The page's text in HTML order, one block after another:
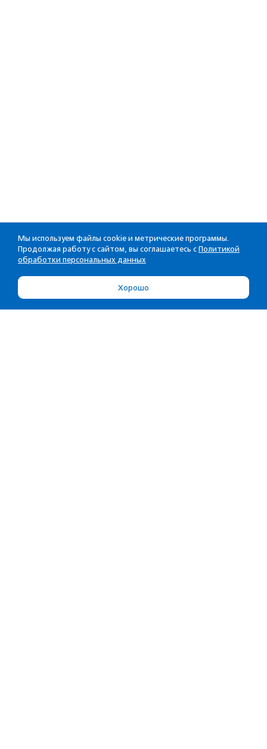
Мы используем файлы cookie и метрические программы.
Продолжая работу с сайтом, вы соглашаетесь с Политикой
обработки персональных данных
Хорошо